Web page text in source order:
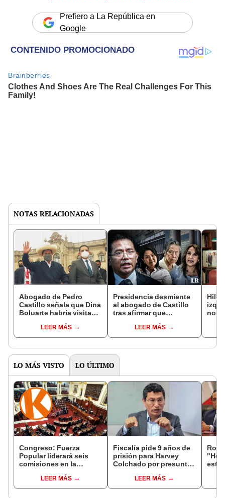
Prefiero a La República en
Google
NOTAS RELACIONADAS
Abogado de Pedro
Castillo señala que Dina
Boluarte habría visitado
prisiónLEER MÁS
Presidencia desmiente
al abogado de Castillo
tras afirmar que
Fujimori en Barbadillo
LEER MÁS
no
LO MÁS VISTO LO ÚLTIMO
Congreso: Fuerza
Popular liderará seis
comisiones en la
LEER MÁS
Fiscalía pide 9 años de
prisión para Harvey
Colchado por presunta
incompatible y falsedad
ideológica
LEER MÁS